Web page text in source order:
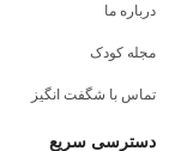
درباره ما
مجله کودک
تماس با شگفت انگیز
دسترسی سریع